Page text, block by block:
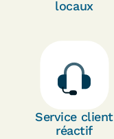
locaux
Service client
réactif